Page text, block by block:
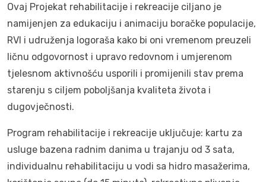
Ovaj Projekat rehabilitacije i rekreacije ciljano je
namijenjen za edukaciju i animaciju boračke populacije,
RVI i udruženja logoraša kako bi oni vremenom preuzeli
ličnu odgovornost i upravo redovnom i umjerenom
tjelesnom aktivnošću usporili i promijenili stav prema
starenju s ciljem poboljšanja kvaliteta života i
dugovječnosti.
Program rehabilitacije i rekreacije uključuje: kartu za
usluge bazena radnim danima u trajanju od 3 sata,
individualnu rehabilitaciju u vodi sa hidro masažerima,